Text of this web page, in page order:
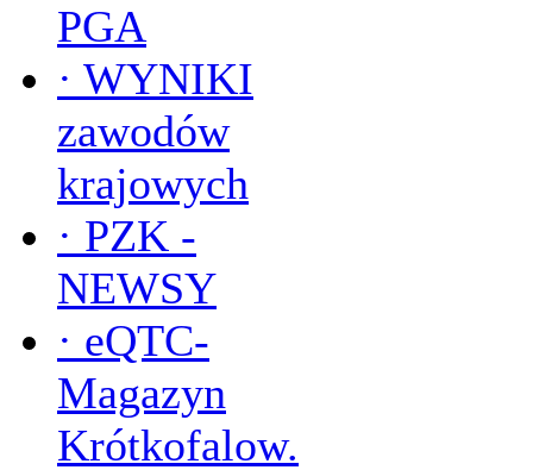
PGA
· WYNIKI
zawodów
krajowych
· PZK -
NEWSY
· eQTC-
Magazyn
Krótkofalow.